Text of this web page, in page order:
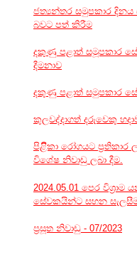
ජත්‍යන්තර සමුපකාර
බවට පත් කිරීම
දකුණු පළාත් සමූපකාර
දීමනාව
දකුණු පළාත් සමුපකාර
කුලවද්දාගත් දරුවෙකු
පිළිිකා රෝගයට ප්‍රතිකාර
විශේෂ නිවාඩු ලබා දීම.
2024.05.01 පෙර
සේවකයින්ට සහන
ප්‍රසූත නිවාඩු - 07/2023